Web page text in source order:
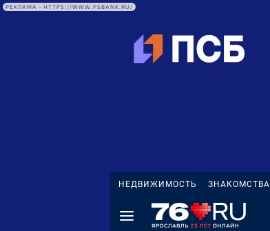
РЕКЛАМА • HTTPS://WWW.PSBANK.RU/
НЕДВИЖИМОСТЬ ЗНАКОМСТВА